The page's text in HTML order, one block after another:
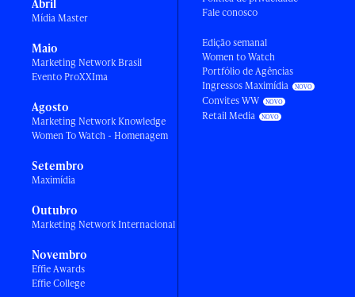
Abril
Mídia Master
Maio
Marketing Network Brasil
Evento ProXXIma
Agosto
Marketing Network Knowledge
Women To Watch - Homenagem
Setembro
Maximídia
Outubro
Marketing Network Internacional
Novembro
Effie Awards
Effie College
Fale conosco
Edição semanal
Women to Watch
Portfólio de Agências
Ingressos Maximídia
Convites WW
Retail Media